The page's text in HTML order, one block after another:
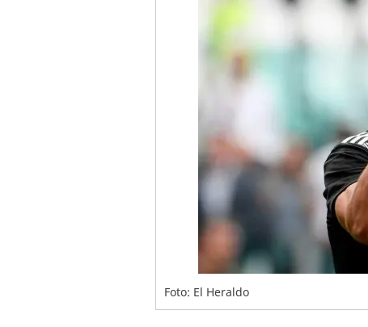
Foto: El Heraldo